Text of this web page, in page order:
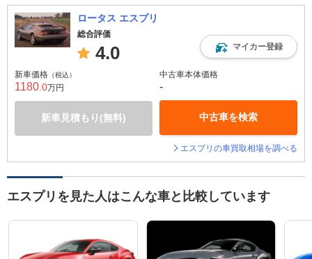
ロータス エスプリ
総合評価
4.0 マイカー登録
新車価格 （税込）
1180 .0万円
新車見積もり(無料)
中古車本体価格
-
中古車を検索
エスプリの車買取相場を調べる
エスプリを見た人はこんな車と比較しています